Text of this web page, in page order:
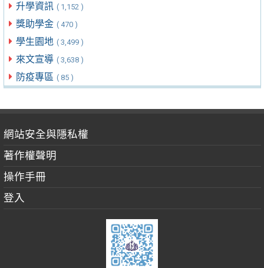
升學資訊 ( 1,152 )
獎助學金 ( 470 )
學生園地 ( 3,499 )
來文宣導 ( 3,638 )
防疫專區 ( 85 )
網站安全與隱私權
著作權聲明
操作手冊
登入